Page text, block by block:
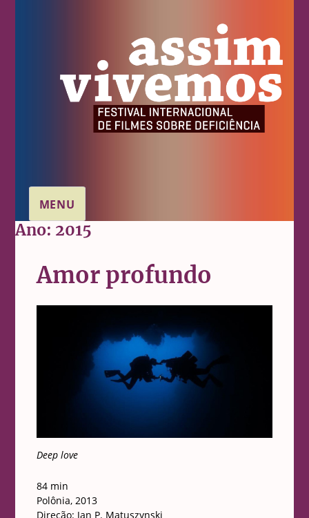
MENU
Ano: 2015
Amor profundo
Deep love
84 min
Polônia, 2013
Direção: Jan P. Matuszynski